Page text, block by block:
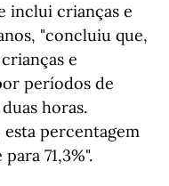
inclui crianças e
"concluiu que,
e
períodos de
horas.
esta percentagem
71,3%".